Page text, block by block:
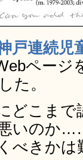
戸連続児
ページ
た。
どこま
いのか
べきかは